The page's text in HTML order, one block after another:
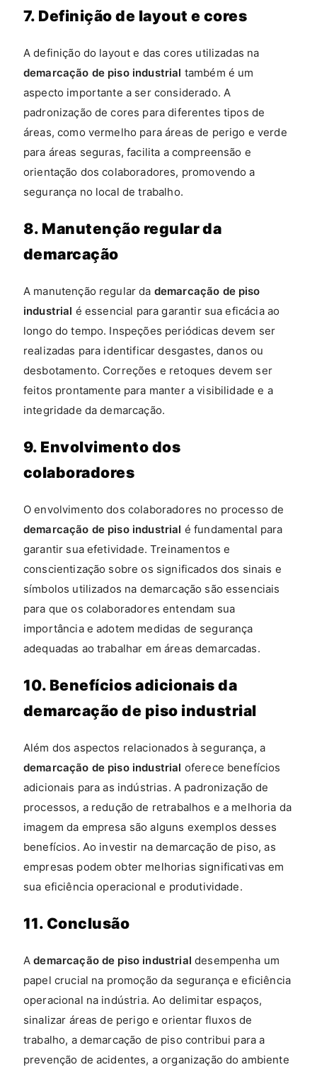
7. Definição de layout e cores
A definição do layout e das cores utilizadas na
demarcação de piso industrial também é um
aspecto importante a ser considerado. A
padronização de cores para diferentes tipos de
áreas, como vermelho para áreas de perigo e verde
para áreas seguras, facilita a compreensão e
orientação dos colaboradores, promovendo a
segurança no local de trabalho.
8. Manutenção regular da
demarcação
A manutenção regular da demarcação de piso
industrial é essencial para garantir sua eficácia ao
longo do tempo. Inspeções periódicas devem ser
realizadas para identificar desgastes, danos ou
desbotamento. Correções e retoques devem ser
feitos prontamente para manter a visibilidade e a
integridade da demarcação.
9. Envolvimento dos
colaboradores
O envolvimento dos colaboradores no processo de
demarcação de piso industrial é fundamental para
garantir sua efetividade. Treinamentos e
conscientização sobre os significados dos sinais e
símbolos utilizados na demarcação são essenciais
para que os colaboradores entendam sua
importância e adotem medidas de segurança
adequadas ao trabalhar em áreas demarcadas.
10. Benefícios adicionais da
demarcação de piso industrial
Além dos aspectos relacionados à segurança, a
demarcação de piso industrial oferece benefícios
adicionais para as indústrias. A padronização de
processos, a redução de retrabalhos e a melhoria da
imagem da empresa são alguns exemplos desses
benefícios. Ao investir na demarcação de piso, as
empresas podem obter melhorias significativas em
sua eficiência operacional e produtividade.
11. Conclusão
Ademarcação de piso industrial desempenha um
papel crucial na promoção da segurança e eficiência
operacional na indústria. Ao delimitar espaços,
sinalizar áreas de perigo e orientar fluxos de
trabalho, a demarcação de piso contribui para a
prevenção de acidentes, a organização do ambiente